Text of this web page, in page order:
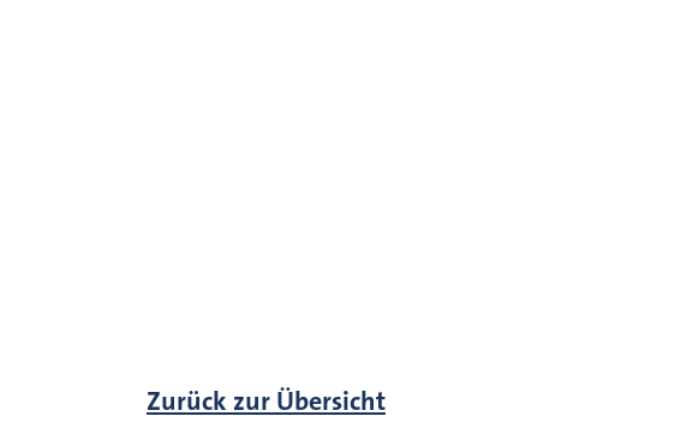
Zurück zur Übersicht